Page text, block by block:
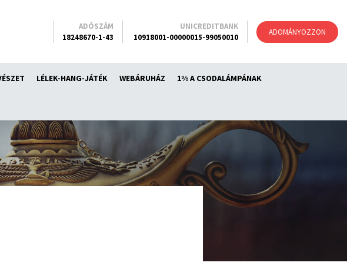
ADOMÁNYOZZON
LÉLEK-HANG-JÁTÉK WEBÁRUHÁZ 1% A CSODALÁMPÁNAK
ADÓSZÁM
18248670-1-43
UNICREDITBANK
10918001-00000015-99050010